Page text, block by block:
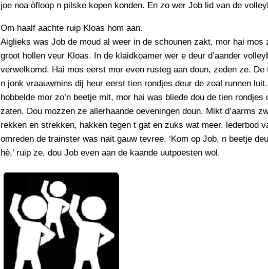
joe noa òfloop n pilske kopen konden. En zo wer Job lid van de
Om haalf aachte ruip Kloas hom aan.
Aiglieks was Job de moud al weer in de schounen zakt, mor hai mos
groot hollen veur Kloas. In de klaidkoamer wer e deur d’aander
verwelkomd. Hai mos eerst mor even rusteg aan doun, zeden ze. De
n jonk vraauwmins dij heur eerst tien rondjes deur de zoal runnen
hobbelde mor zo’n beetje mit, mor hai was bliede dou de tien rondjes
zaten. Dou mozzen ze allerhaande oeveningen doun. Mikt d’aarms
rekken en strekken, hakken tegen t gat en zuks wat meer. lederbod
omreden de trainster was nait gauw tevree. ‘Kom op Job, n beetje
hè,’ ruip ze, dou Job even aan de kaande uutpoesten wol.